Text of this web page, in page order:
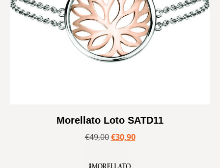
Morellato Loto SATD11
€49,00 €30,90